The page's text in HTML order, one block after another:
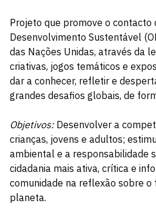
Projeto que promove o contacto
Desenvolvimento Sustentável
das Nações Unidas, através da
criativas, jogos temáticos e
dar a conhecer, refletir e
grandes desafios globais, de
Objetivos: Desenvolver a
crianças, jovens e adultos;
ambiental e a responsabilidade
cidadania mais ativa, crítica e
comunidade na reflexão sobre
planeta.